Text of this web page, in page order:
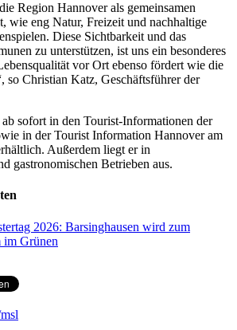
Region Hannover als gemeinsamen
wie eng Natur, Freizeit und nachhaltige
Diese Sichtbarkeit und das
zu unterstützen, ist uns ein besonderes
vor Ort ebenso fördert wie die
so Christian Katz, Geschäftsführer der
sofort in den Tourist-Informationen der
in der Tourist Information Hannover am
Außerdem liegt er in
gastronomischen Betrieben aus.
2026: Barsinghausen wird zum
im Grünen